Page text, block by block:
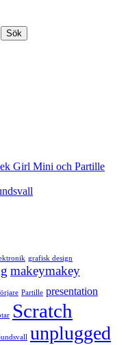
Girl Mini och Partille
grafisk design
makeymakey
Partille presentation
Scratch
unplugged